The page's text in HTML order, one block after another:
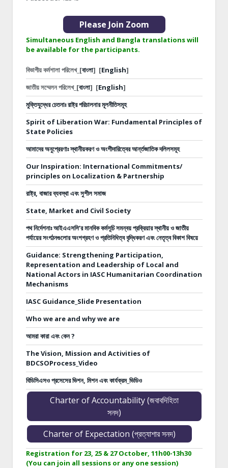
Please Join Zoom
Simultaneous English and Bangla translations will
be available for the participants.
বিভাগীয় কর্মশালা পরিলেখ_[বাংলা] [English]
জাতীয় সম্মেলন পরিলেখ_[বাংলা] [English]
মুক্তিযুদ্ধের চেতনাঃ রাষ্ট্র পরিচালনার মূলনীতিসমূহ
Spirit of Liberation War: Fundamental Principles of
State Policies
আমাদের অনুপ্রেরণাঃ স্থানীয়করণ ও অংশীদারিত্বের আর্ন্তজাতিক দলিলসমূহ
Our Inspiration: International Commitments/
principles on Localization & Partnership
রাষ্ট্র, বাজার ব্যবস্থা এবং সুশীল সমাজ
State, Market and Civil Society
পথ নির্দেশনাঃআইএএসসি’র মানবিক কর্মসূচি সমন্বয় প্রক্রিয়ার স্থানীয় ও জাতীয়
পর্যায়ের সংগঠনগুলোর অংশগ্রহণ ও প্রতিনিধিত্ব বৃদ্ধিকরণ এবং নেতৃত্ব বিকাশ বিষয়ে
Guidance: Strengthening Participation,
Representation and Leadership of Local and
National Actors in IASC Humanitarian Coordination
Mechanisms
IASC Guidance_Slide Presentation
Who we are and why we are
আমরা কারা এবং কেন ?
The Vision, Mission and Activities of
BDCSOProcess_Video
বিডিসিএসও প্রসেসের ভিশন, মিশন এবং কার্যক্রম_ভিডিও
Charter of Accountability (জবাবদিহিতা
সনদ)
Charter of Expectation (প্রত্যাশার সনদ)
Registration for 23, 25 & 27 October, 11h00-13h30
(You can join all sessions or any one session)